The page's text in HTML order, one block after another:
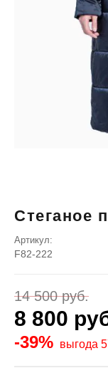
Стеганое
Артикул:
F82-222
14 500руб.
8 800
-39% выгода